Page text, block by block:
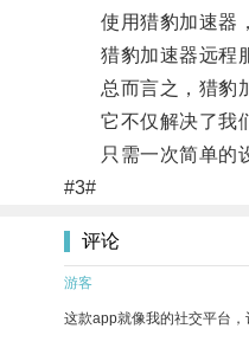
使用猎豹加速器，
猎豹加速器远程服
总而言之，猎豹加
它不仅解决了我们
只需一次简单的设
#3#
评论
游客
这款app就像我的社交平台，